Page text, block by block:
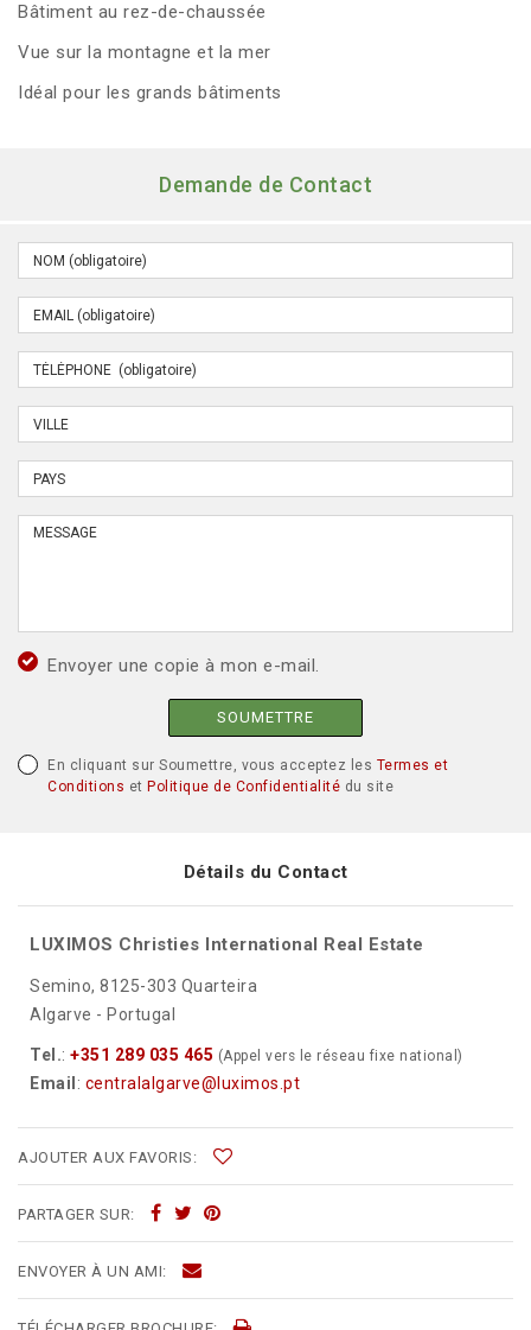
Bâtiment au rez-de-chaussée
Vue sur la montagne et la mer
Idéal pour les grands bâtiments
Demande de Contact
Envoyer une copie à mon e-mail.
SOUMETTRE
En cliquant sur Soumettre, vous acceptez les Termes et
Conditions et Politique de Confidentialité du site
Détails du Contact
LUXIMOS Christies International Real Estate
Semino, 8125-303 Quarteira
Algarve - Portugal
Tel.: +351 289 035 465 (Appel vers le réseau fixe national)
Email : centralalgarve@luximos.pt
AJOUTER AUX FAVORIS:
PARTAGER SUR:
ENVOYER À UN AMI: